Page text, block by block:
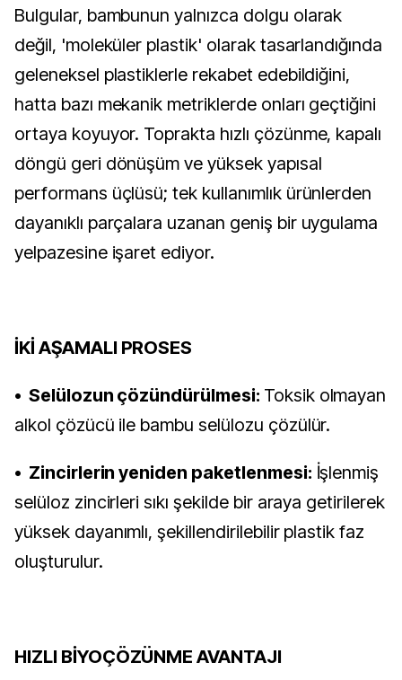
Bulgular, bambunun yalnızca dolgu olarak
değil, 'moleküler plastik' olarak tasarlandığında
geleneksel plastiklerle rekabet edebildiğini,
hatta bazı mekanik metriklerde onları geçtiğini
ortaya koyuyor. Toprakta hızlı çözünme, kapalı
döngü geri dönüşüm ve yüksek yapısal
performans üçlüsü; tek kullanımlık ürünlerden
dayanıklı parçalara uzanan geniş bir uygulama
yelpazesine işaret ediyor.
İKİ AŞAMALI PROSES
• Selülozun çözündürülmesi: Toksik olmayan
alkol çözücü ile bambu selülozu çözülür.
• Zincirlerin yeniden paketlenmesi: İşlenmiş
selüloz zincirleri sıkı şekilde bir araya getirilerek
yüksek dayanımlı, şekillendirilebilir plastik faz
oluşturulur.
HIZLI BİYOÇÖZÜNME AVANTAJI